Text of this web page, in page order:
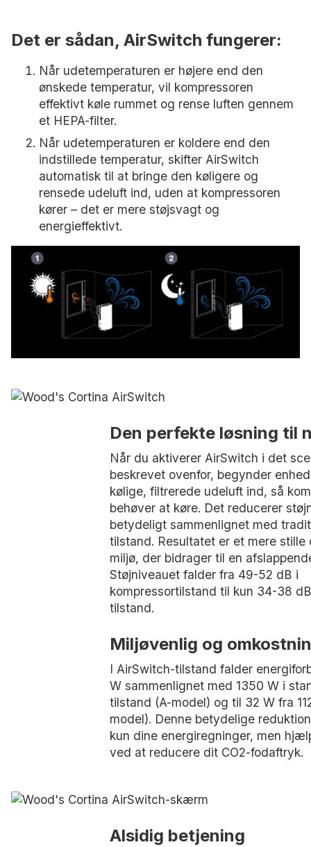
Det er sådan, AirSwitch fungerer:
Når udetemperaturen er højere end den
ønskede temperatur, vil kompressoren
effektivt køle rummet og rense luften gennem
et HEPA-filter.
Når udetemperaturen er koldere end den
indstillede temperatur, skifter AirSwitch
automatisk til at bringe den køligere og
rensede udeluft ind, uden at kompressoren
kører – det er mere støjsvagt og
energieffektivt.
Den perfekte løsning til
Når du aktiverer AirSwitch i det
beskrevet ovenfor, begynder
kølige, filtrerede udeluft ind, så
behøver at køre. Det reducerer
betydeligt sammenlignet med
tilstand. Resultatet er et mere
miljø, der bidrager til en
Støjniveauet falder fra 49-52 dB i
kompressortilstand til kun 34-38
tilstand.
Miljøvenlig og
I AirSwitch-tilstand falder
W sammenlignet med 1350 W i
tilstand (A-model) og til 32 W fra
model). Denne betydelige
kun dine energiregninger, men
ved at reducere dit CO2-fodaftryk.
Alsidig betjening